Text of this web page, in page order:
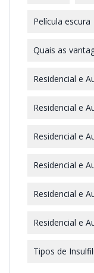
Película escura
Quais as
Residencial e
Residencial e
Residencial e
Residencial e
Residencial e
Residencial e
Tipos de